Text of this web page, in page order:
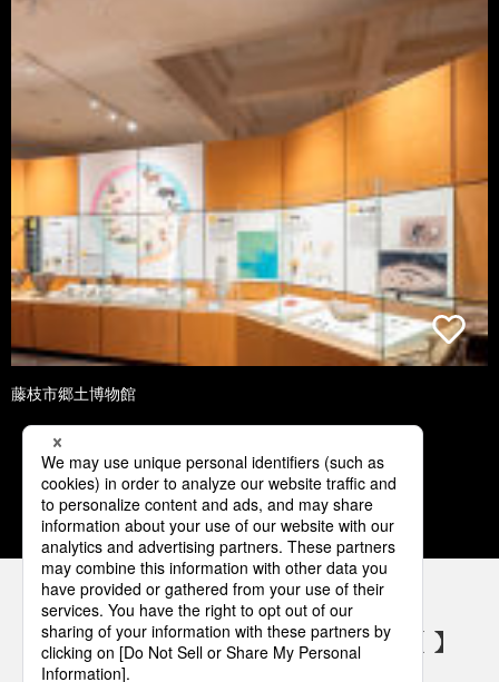
藤枝市郷土博物館
1 2 3 4 5
パナソニックの電気設備 SNSアカウント